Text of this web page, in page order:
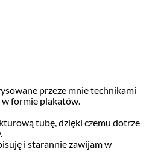
przeze mnie technikami
formie plakatów.
tubę, dzięki czemu dotrze
i starannie zawijam w